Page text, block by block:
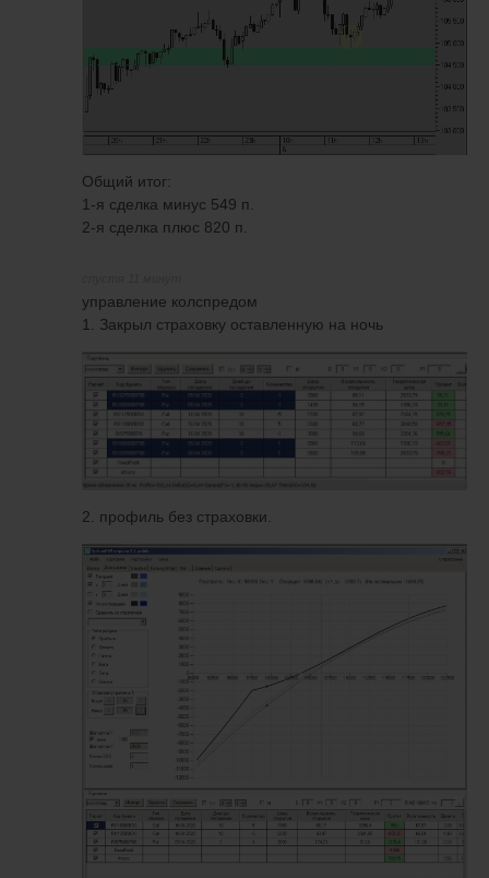
Общий итог:
1-я сделка минус 549 п.
2-я сделка плюс 820 п.
управление колспредом
1. Закрыл страховку оставленную на ночь
2. профиль без страховки.